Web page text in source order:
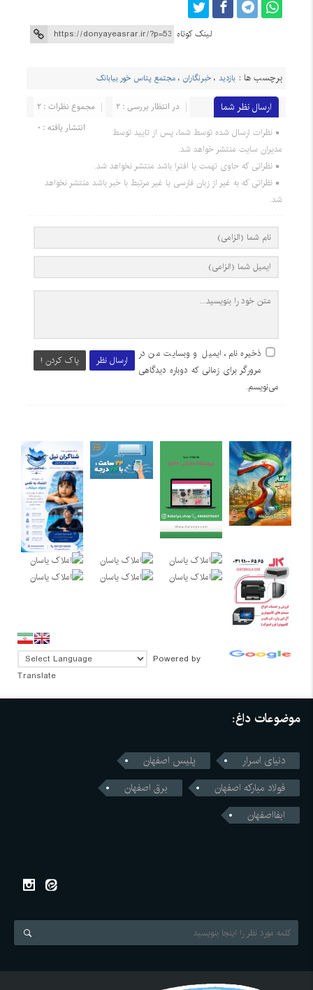
لینک کوتاه
برچسب ها : بازدید ،خبرنگاران ،مجتمع پتاس خور بیابانک
ارسال نظر شما مجموع نظرات : 2
در انتظار بررسی : 2
انتشار یافته : 0
نظرات ارسال شده توسط شما، پس از تایید توسط
مدیران سایت منتشر خواهد شد.
نظراتی که حاوی تهمت یا افترا باشد منتشر نخواهد شد.
نظراتی که به غیر از زبان فارسی یا غیر مرتبط با خبر باشد منتشر نخواهد
شد.
ارسال نظر پاک کردن !
ذخیره نام، ایمیل و وبسایت من در
مرورگر برای زمانی که دوباره دیدگاهی
می‌نویسم.
Powered by
Translate
موضوعات داغ:
دنیای اسرار
پلیس اصفهان
فولاد مبارکه اصفهان
برق اصفهان
ابفااصفهان